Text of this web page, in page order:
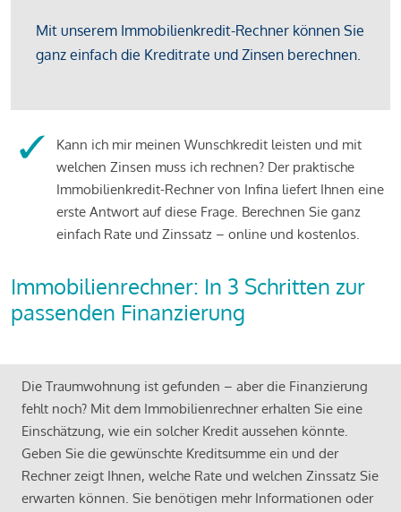
Kann ich mir meinen Wunschkredit leisten und mit
welchen Zinsen muss ich rechnen? Der praktische
Immobilienkredit-Rechner von Infina liefert Ihnen eine
erste Antwort auf diese Frage. Berechnen Sie ganz
einfach Rate und Zinssatz – online und kostenlos.
Immobilienrechner: In 3 Schritten zur
passenden Finanzierung
Die Traumwohnung ist gefunden – aber die Finanzierung
fehlt noch? Mit dem Immobilienrechner erhalten Sie eine
Einschätzung, wie ein solcher Kredit aussehen könnte.
Geben Sie die gewünschte Kreditsumme ein und der
Rechner zeigt Ihnen, welche Rate und welchen Zinssatz Sie
erwarten können. Sie benötigen mehr Informationen oder